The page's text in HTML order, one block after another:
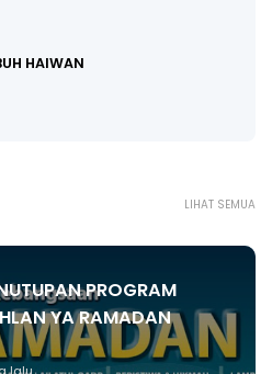
HAIWAN
LIHAT SEMUA
PROGRAM
YA RAMADAN